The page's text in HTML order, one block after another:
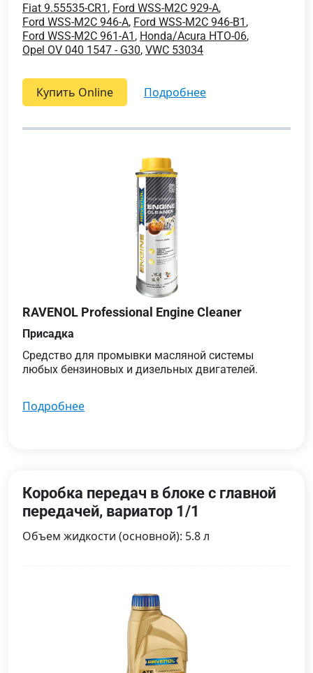
Fiat 9.55535-CR1 , Ford WSS-M2C 929-A,
Ford WSS-M2C 946-A, Ford WSS-M2C 946-B1 ,
Ford WSS-M2C 961-A1 , Honda/Acura HTO-06,
Opel OV 040 1547 - G30, VWC 53034
Купить Online подробнее
RAVENOL Professional Engine Cleaner
Присадка
Средство для промывки масляной системы
любых бензиновых и дизельных двигателей.
подробнее
Коробка передач в блоке с главной
передачей, вариатор 1/1
Объем жидкости (основной): 5.8 л